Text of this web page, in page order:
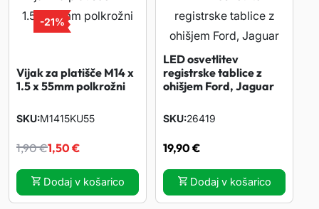
r
n
a
e
u
t
n
a
c
-21%
Vijak za platišče M14 x
1.5 x 55mm polkrožni
SKU M1415KU55
1,90€
I
z
1,50€
T
r
Dodaj v košarico
LED osvetlitev
registrske tablice z
ohišjem Ford, Jaguar
SKU 26419
19,90€
Dodaj v košarico